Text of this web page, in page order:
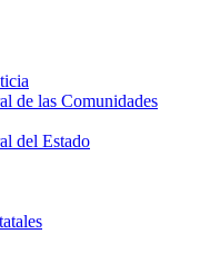
de las Comunidades
del Estado